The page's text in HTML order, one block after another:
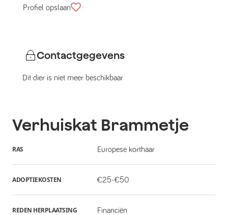
Profiel opslaan
Contactgegevens
Dit dier is niet meer beschikbaar
Verhuiskat Brammetje
RAS Europese korthaar
ADOPTIEKOSTEN €25-€50
REDEN HERPLAATSING Financiën